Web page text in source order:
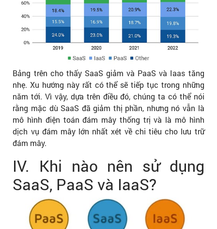
Bảng trên cho thấy SaaS giảm và PaaS và Iaas tăng
nhẹ. Xu hướng này rất có thể sẽ tiếp tục trong những
năm tới. Vì vậy, dựa trên điều đó, chúng ta có thể nói
rằng mặc dù SaaS đã giảm thị phần, nhưng nó vẫn là
mô hình điện toán đám mây thống trị và là mô hình
dịch vụ đám mây lớn nhất xét về chi tiêu cho lưu trữ
đám mây.
IV. Khi nào nên sử dụng
SaaS, PaaS và IaaS?